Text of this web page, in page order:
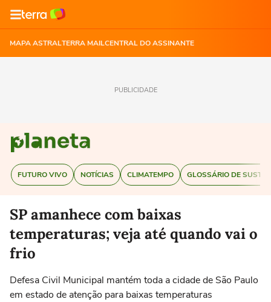
MAPA ASTRALTERRA MAILCENTRAL DO ASSINANTE
PUBLICIDADE
FUTURO VIVO NOTÍCIAS CLIMATEMPO GLOSSÁRIO DE
SP amanhece com baixas
temperaturas; veja até quando vai o
frio
Defesa Civil Municipal mantém toda a cidade de São Paulo
em estado de atenção para baixas temperaturas